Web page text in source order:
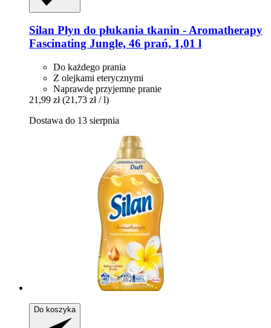
Silan Płyn do płukania tkanin -​ Aromatherapy
Fascinating Jungle, 46 prań, 1,01 l
Do każdego prania
Z olejkami eterycznymi
Naprawdę przyjemne pranie
21,99 zł (21,73 zł / l)
Dostawa do 13 sierpnia
Do koszyka